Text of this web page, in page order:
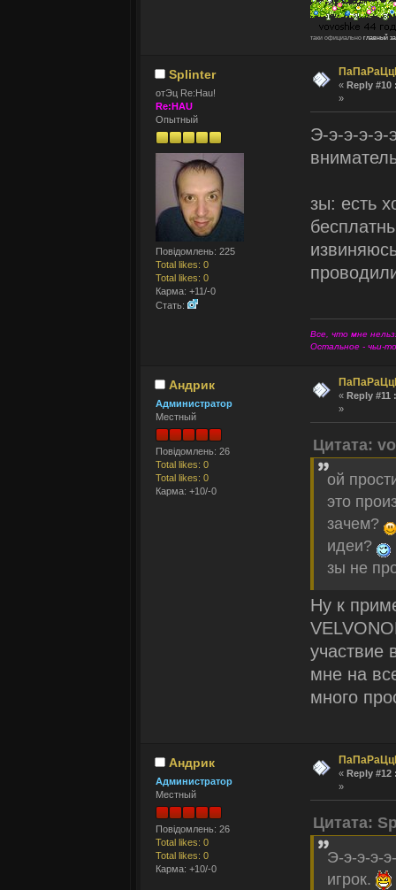
таки официально главный
Splinter
отЭц Re:Hau!
Re:HAU
Опытный
Повідомлень: 225
Total likes: 0
Total likes: 0
Карма: +11/-0
Стать:
« Reply #10
»
Э-э-э-э-э-
зы: есть
Все, что мне
Остальное - чьи-
Андрик
Администратор
Местный
Повідомлень: 26
Total likes: 0
Total likes: 0
Карма: +10/-0
« Reply #11 :
»
Цитата:
ой
это
зачем?
идеи?
зы не
Ну к
участвие
мне на
много
Андрик
Администратор
Местный
Повідомлень: 26
Total likes: 0
Total likes: 0
Карма: +10/-0
« Reply #12
»
Цитата:
Э-э-э-э-
игрок.